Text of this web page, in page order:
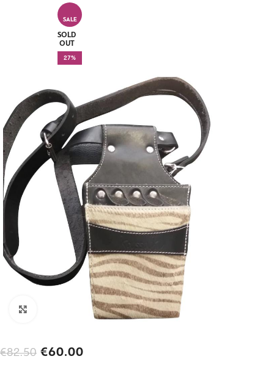
SALE
SOLD
OUT
27%
Click to enlarge
€82.50 €60.00